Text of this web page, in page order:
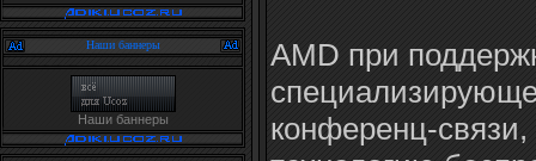
Наши баннеры
Наши баннеры
AMD при
конференц-